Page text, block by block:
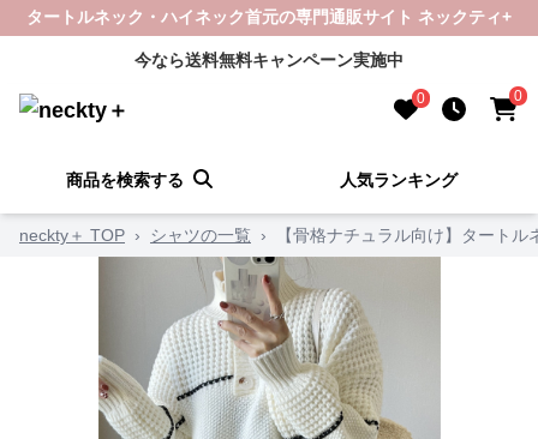
タートルネック・ハイネック首元の専門通販サイト ネックティ+
今なら送料無料キャンペーン実施中
0 0
商品を検索する 人気ランキング
neckty＋ TOP › シャツの一覧 › 【骨格ナチュラル向け】タート